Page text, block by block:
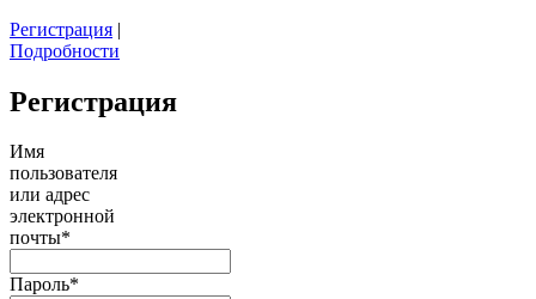
Регистрация |
Подробности
Регистрация
Имя
пользователя
или адрес
электронной
почты*
Пароль*